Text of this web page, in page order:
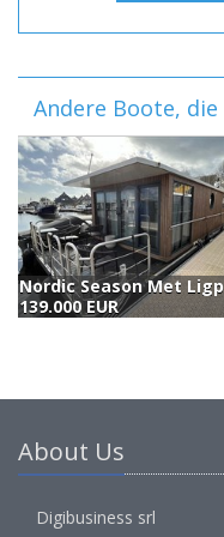
Andere Boote,
Pershing 37' (2006)
140.000 EUR
About Us
Digibusiness srl